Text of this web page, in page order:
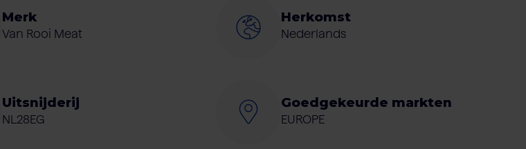
Merk
Van Rooi Meat
Herkomst
Nederlands
Uitsnijderij
NL28EG
Goedgekeurde markten
EUROPE